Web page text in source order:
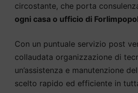
circostante, che porta
ogni casa o ufficio di
Con un puntuale servizio post
collaudata organizzazione di
un’assistenza e manutenzione
scelto rapido ed efficiente in